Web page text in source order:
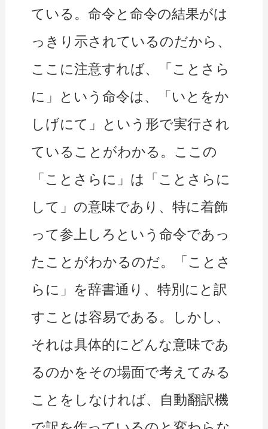
ている。命令と命令の結果がは
っきり示されているのだから、
ここに注意すれば、「ことさら
に」という命令は、「いとをか
しげにて」という形で実行され
ていることがわかる。ここの
「ことさらに」は「ことさらに
して」の意味であり、特に着飾
って参上しろという命令であっ
たことがわかるのだ。「ことさ
らに」を辞書通り、特別にと訳
すことは容易である。しかし、
それは具体的にどんな意味であ
るのかをその場面で考えてみる
ことをしなければ、自動翻訳機